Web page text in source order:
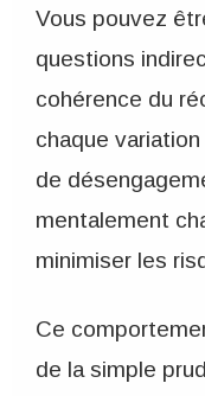
Vous pouvez
questions
cohérence du
chaque
de
mentalement
minimiser les
Ce
de la simple